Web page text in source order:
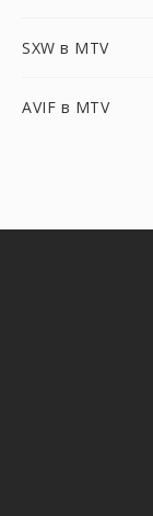
SXW в MTV
AVIF в MTV